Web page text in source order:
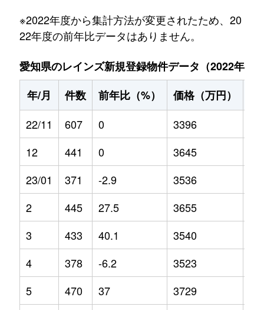
※2022年度から集計方法が変更されたため、20
22年度の前年比データはありません。
愛知県のレインズ新規登録物件データ（2022年11
年/月
件数 前年比（%） 価格（万円）
22/11
607 0 3396
12
441 0 3645
23/01
371 -2.9 3536
2
445 27.5 3655
3
433 40.1 3540
4
378 -6.2 3523
5
470 37 3729